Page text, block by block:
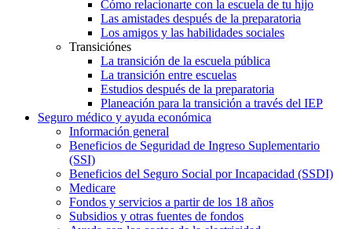
Cómo relacionarte con la escuela de tu hijo
Las amistades después de la preparatoria
Los amigos y las habilidades sociales
Transiciónes
La transición de la escuela pública
La transición entre escuelas
Estudios después de la preparatoria
Planeación para la transición a través del IEP
Seguro médico y ayuda económica
Información general
Beneficios de Seguridad de Ingreso Suplementario
(SSI)
Beneficios del Seguro Social por Incapacidad (SSDI)
Medicare
Fondos y servicios a partir de los 18 años
Subsidios y otras fuentes de fondos